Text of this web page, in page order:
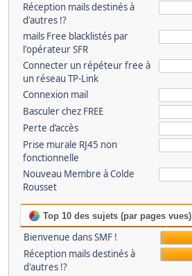
Réception mails destinés à
d'autres !?
mails Free blacklistés par
l'opérateur SFR
Connecter un répéteur free à
un réseau TP-Link
Connexion mail
Basculer chez FREE
Perte d’accès
Prise murale RJ45 non
fonctionnelle
Nouveau Membre à Colde
Rousset
Top 10 des sujets (par pages vues)
Bienvenue dans SMF !
Réception mails destinés à
d'autres !?